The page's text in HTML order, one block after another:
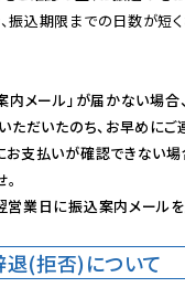
込期限までの日数が短く
内メール」が届かない場合
ただいたのち、お早めに
支払いが確認できない場
業日に振込案内メールを
退(拒否)について